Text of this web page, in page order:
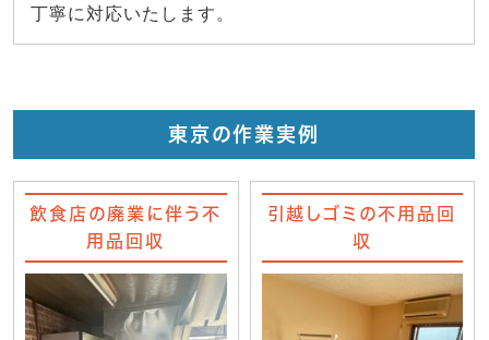
丁寧に対応いたします。
東京の作業実例
飲食店の廃業に伴う不
用品回収
引越しゴミの不用品回
収